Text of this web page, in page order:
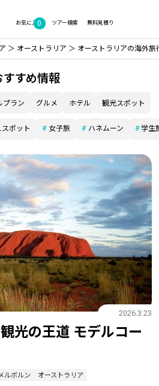
お気に入り
0 無料見積り
ツアー検索
オーストラリア オーストラリアの海外旅
すめ情報
プラン グルメ ホテル 観光スポット
スポット 女子旅 ハネムーン 学生
光の王道 モデルコー
2026.3.23
ルボルン オーストラリア